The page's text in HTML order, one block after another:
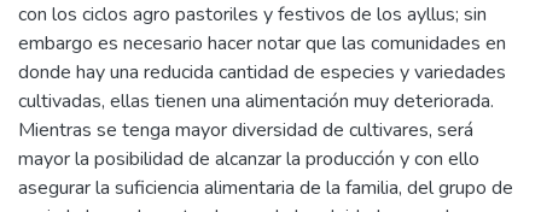
con los ciclos agro pastoriles y festivos de los ayllus; sin
embargo es necesario hacer notar que las comunidades en
donde hay una reducida cantidad de especies y variedades
cultivadas, ellas tienen una alimentación muy deteriorada.
Mientras se tenga mayor diversidad de cultivares, será
mayor la posibilidad de alcanzar la producción y con ello
asegurar la suficiencia alimentaria de la familia, del grupo de